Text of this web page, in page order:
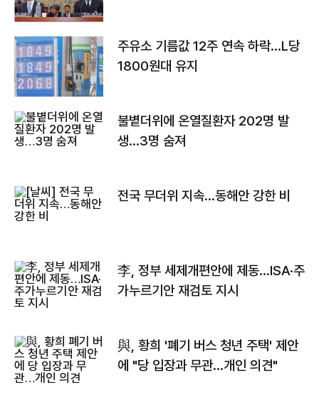
주유소 기름값 12주 연속 하락…L당
1800원대 유지
불볕더위에 온열질환자 202명 발
생…3명 숨져
전국 무더위 지속…동해안 강한 비
李, 정부 세제개편안에 제동…ISA·주
가누르기안 재검토 지시
與, 황희 '폐기 버스 청년 주택' 제안
에 "당 입장과 무관…개인 의견"